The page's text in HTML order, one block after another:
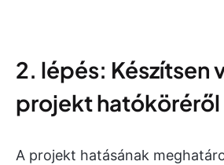
2. lépés: Készítsen
projekt hatóköréről
A projekt hatásának